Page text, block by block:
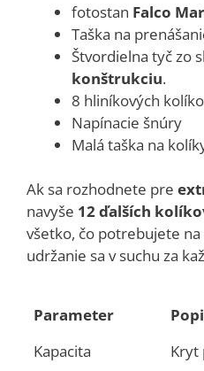
fotostan Falco
Taška na
Štvordielna tyč zo
konštrukciu.
8 hliníkových
Napínacie šnúry
Malá taška na
Ak sa rozhodnete pre
navyše 12 ďalších
všetko, čo potrebujete
udržanie sa v suchu za
Parameter
Kapacita
Kryt